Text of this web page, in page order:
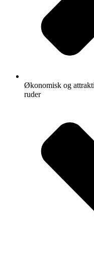
Økonomisk og
ruder